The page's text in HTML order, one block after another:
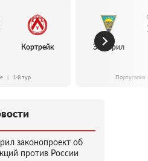
Кортрейк
1-й тур
Эшторил
законопроект об
против России